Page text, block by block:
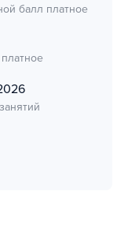
балл платное